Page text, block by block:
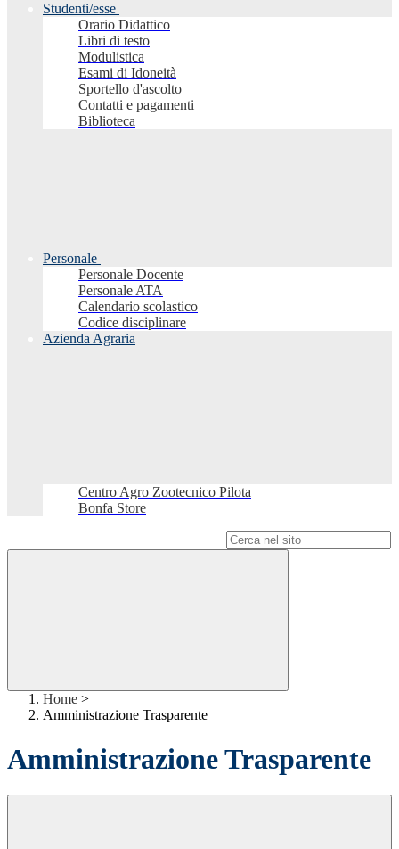
Studenti/esse
Orario Didattico
Libri di testo
Modulistica
Esami di Idoneità
Sportello d'ascolto
Contatti e pagamenti
Biblioteca
Personale
Personale Docente
Personale ATA
Calendario scolastico
Codice disciplinare
Azienda Agraria
Centro Agro Zootecnico Pilota
Bonfa Store
Home >
Amministrazione Trasparente
Amministrazione Trasparente